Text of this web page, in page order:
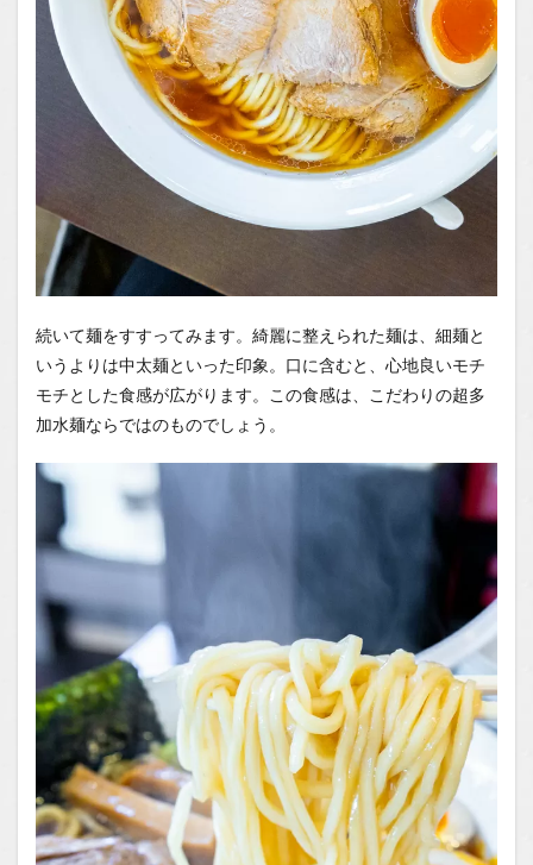
続いて麺をすすってみます。綺麗に整えられた麺は、細麺と
いうよりは中太麺といった印象。口に含むと、心地良いモチ
モチとした食感が広がります。この食感は、こだわりの超多
加水麺ならではのものでしょう。